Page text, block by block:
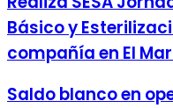
Básico y
compañía en El
Saldo blanco en